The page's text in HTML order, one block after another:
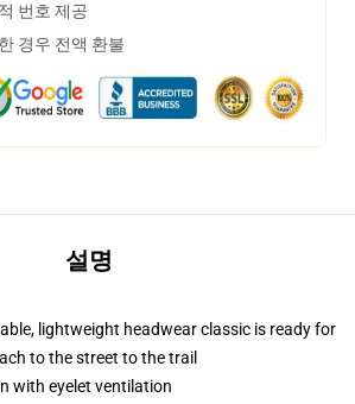
번호 제공
경우 전액 환불
설명
lightweight headwear classic is ready for
to the street to the trail
with eyelet ventilation